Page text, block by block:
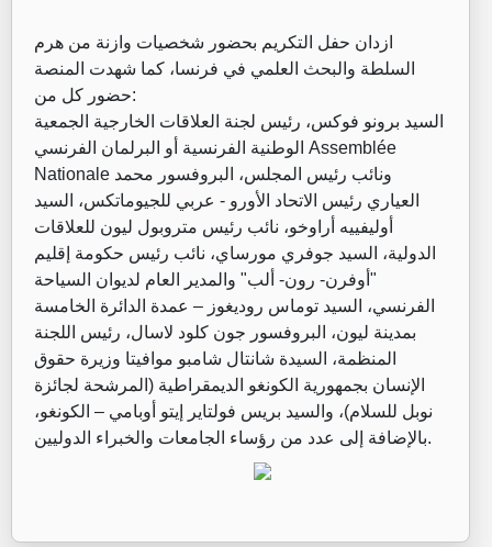
ازدان حفل التكريم بحضور شخصيات وازنة من هرم
السلطة والبحث العلمي في فرنسا، كما شهدت المنصة
حضور كل من:
السيد برونو فوكس، رئيس لجنة العلاقات الخارجية الجمعية
الوطنية الفرنسية أو البرلمان الفرنسي Assemblée
Nationale ونائب رئيس المجلس، البروفسور محمد
العياري رئيس الاتحاد الأورو - عربي للجيوماتكس، السيد
أوليفييه أراوخو، نائب رئيس متروبول ليون للعلاقات
الدولية، السيد جوفري مورساي، نائب رئيس حكومة إقليم
"أوفرن- رون- ألب" والمدير العام لديوان السياحة
الفرنسي، السيد توماس روديغوز – عمدة الدائرة الخامسة
بمدينة ليون، البروفسور جون كلود لاسال، رئيس اللجنة
المنظمة، السيدة شانتال شامبو موافيتا وزيرة حقوق
الإنسان بجمهورية الكونغو الديمقراطية (المرشحة لجائزة
نوبل للسلام)، والسيد بريس فولتاير إيتو أوبامي – الكونغو،
بالإضافة إلى عدد من رؤساء الجامعات والخبراء الدوليين.